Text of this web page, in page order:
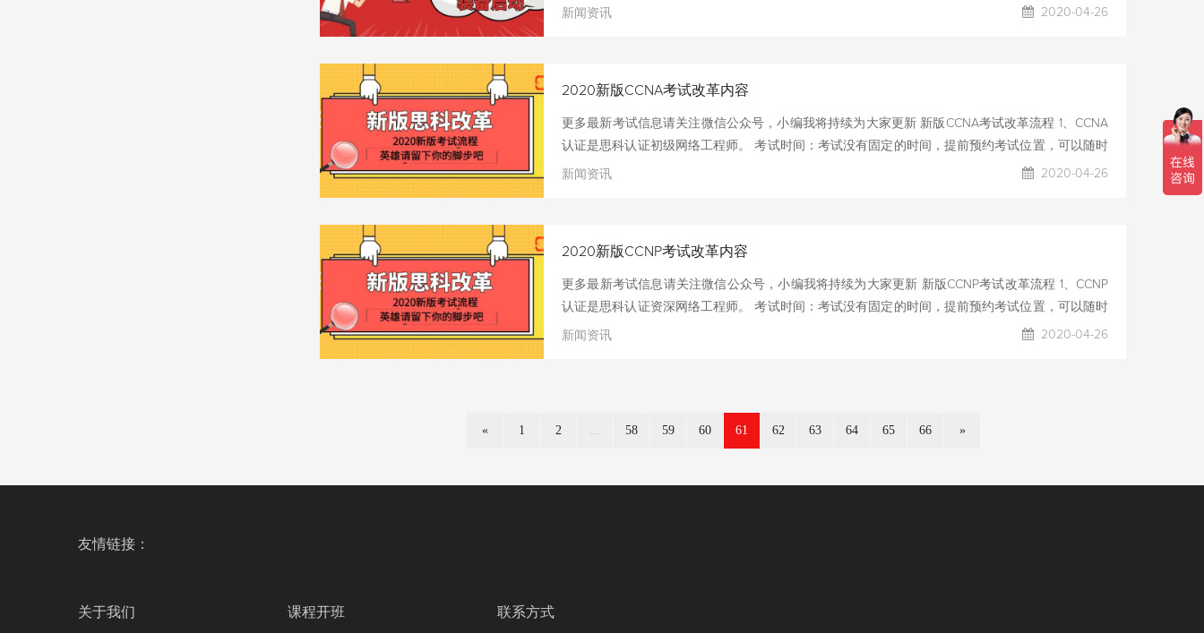
路由交换技术的基础上，提供“华为数通网络解决方案+网络新技术”相结合的培养方案。学员通过学
培养跨领域解决方案规划设计或单领域规划及部署的高级工程师。需要考两门，分为一个核
新闻资讯 2020-04-26
2020新版CCNA考试改革内容
更多最新考试信息请关注微信公众号，小编我将持续为大家更新 新版CCNA考试改革流程 1、CCNA
认证是思科认证初级网络工程师。 考试时间：考试没有固定的时间，提前预约考试位置，可以随时
考试。 考试地点：全国的大中城市都可以考试。 尚文网络就是考试中心，直接可以提前预约考试时
右的拖图题，剩下的是选择题，新版本的CCNA
新闻资讯 2020-04-26
2020新版CCNP考试改革内容
更多最新考试信息请关注微信公众号，小编我将持续为大家更新 新版CCNP考试改革流程 1、CCNP
认证是思科认证资深网络工程师。 考试时间：考试没有固定的时间，提前预约考试位置，可以随时
考试。 考试地点：全国的大中城市都可以考试。 尚文网络就是考试中心，直接可以提前预约考试时
新闻资讯 2020-04-26
« 1 2 ... 58 59 60 61 62 63 64 65 66 »
友情链接：
关于我们 课程开班 联系方式